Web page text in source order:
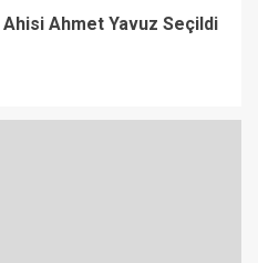
Ahisi Ahmet Yavuz Seçildi